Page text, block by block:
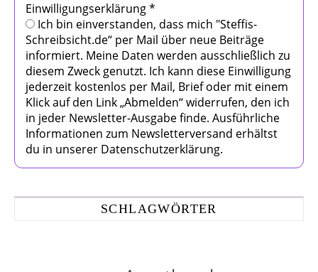
Einwilligungserklärung*
Ich bin einverstanden, dass mich "Steffis-
Schreibsicht.de“ per Mail über neue Beiträge
informiert. Meine Daten werden ausschließlich zu
diesem Zweck genutzt. Ich kann diese Einwilligung
jederzeit kostenlos per Mail, Brief oder mit einem
Klick auf den Link „Abmelden“ widerrufen, den ich
in jeder Newsletter-Ausgabe finde. Ausführliche
Informationen zum Newsletterversand erhältst
du in unserer Datenschutzerklärung.
SCHLAGWÖRTER